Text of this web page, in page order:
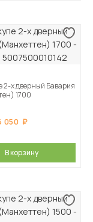
2-х дверный Бавария
1700
050
В корзину